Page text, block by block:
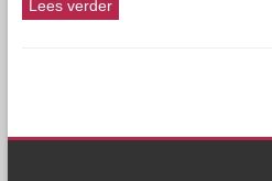
Lees verder